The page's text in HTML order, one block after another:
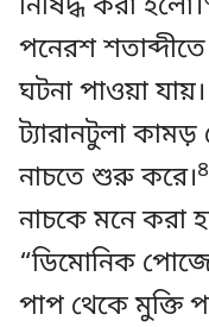
নিষিদ্ধ করা হলো।
পনেরশ
ঘটনা পাওয়া
ট্যারানটুলা
নাচতে শুরু করে।
নাচকে মনে করা
“ডিমোনিক
পাপ থেকে মুক্তি